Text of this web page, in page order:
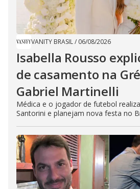
VANITY BRASIL/ 06/08/2026
Isabella Rousso
de casamento na
Gabriel Martinelli
Médica e o jogador de futebol
Santorini e planejam nova festa no